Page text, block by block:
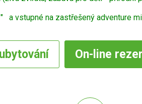
a vstupné na zastřešený adventure
ubytování On-line